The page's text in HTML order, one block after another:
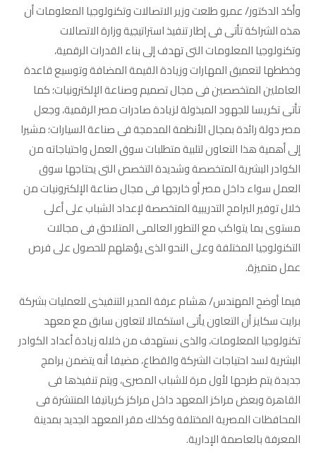
وأكد الدكتور/ عمرو طلعت وزير الاتصالات وتكنولوجيا المعلومات أن
هذه الشراكة تأتى فى إطار تنفيذ استراتيجية وزارة الاتصالات
وتكنولوجيا المعلومات التى تهدف إلى بناء القدرات الرقمية،
وخططها لتعميق المهارات وزيادة القيمة المضافة وتوسيع قاعدة
العاملين المتخصصين فى مجال تصميم وصناعة الإلكترونيات؛ كما
تأتى تكريسا للجهود المبذولة لزيادة صادرات مصر الرقمية، وجعل
مصر دولة رائدة بمجال الأنظمة المدمجة فى صناعة السيارات؛ مشيرا
إلى أهمية هذا التعاون لتلبية متطلبات سوق العمل واحتياجاته من
الكوادر البشرية المتخصصة وشديدة التخصص التى يحتاجها سوق
العمل سواء داخل مصر أو خارجها فى مجال صناعة الإلكترونيات من
خلال توفير البرامج التدريبية المتخصصة لإعداد الشباب على أعلى
مستوى بما يتواكب مع التطور العالمى المتلاحق فى مجالات
التكنولوجيا المختلفة وعلى النحو الذى يؤهلهم للحصول على فرص
عمل متميزة.
فيما أوضح المهندس/ هشام عرفة المدير التنفيذى للعمليات بشركة
برايت سكايز أن التعاون يأتى استكمالا لتعاون سابق مع معهد
تكنولوجيا المعلومات، والذى نستهدف من خلاله زيادة أعداد الكوادر
البشرية لسد احتياجات الشركة والقطاع، مضيفا أنه يتضمن برامج
جديدة يتم طرحها لأول مرة للشباب المصرى، ويتم تنفيذها فى
القاهرة وبعض مراكز المعهد داخل مراكز كرياتيفا المنتشرة فى
المحافظات المصرية المختلفة وكذلك مقر المعهد الجديد بمدينة
المعرفة بالعاصمة الإدارية.